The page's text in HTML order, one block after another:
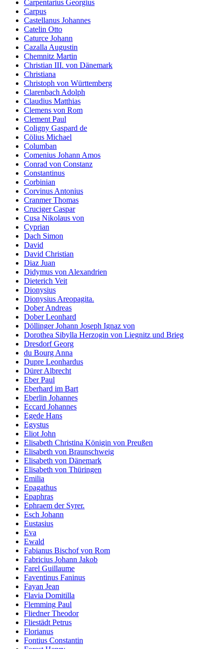
Carpentarius Georgius
Carpus
Castellanus Johannes
Catelin Otto
Caturce Johann
Cazalla Augustin
Chemnitz Martin
Christian III. von Dänemark
Christiana
Christoph von Württemberg
Clarenbach Adolph
Claudius Matthias
Clemens von Rom
Clement Paul
Coligny Gaspard de
Cölius Michael
Columban
Comenius Johann Amos
Conrad von Constanz
Constantinus
Corbinian
Corvinus Antonius
Cranmer Thomas
Cruciger Caspar
Cusa Nikolaus von
Cyprian
Dach Simon
David
David Christian
Diaz Juan
Didymus von Alexandrien
Dieterich Veit
Dionysius
Dionysius Areopagita.
Dober Andreas
Dober Leonhard
Döllinger Johann Joseph Ignaz von
Dorothea Sibylla Herzogin von Liegnitz und Brieg
Dresdorf Georg
du Bourg Anna
Dupre Leonhardus
Dürer Albrecht
Eber Paul
Eberhard im Bart
Eberlin Johannes
Eccard Johannes
Egede Hans
Egystus
Eliot John
Elisabeth Christina Königin von Preußen
Elisabeth von Braunschweig
Elisabeth von Dänemark
Elisabeth von Thüringen
Emilia
Epagathus
Epaphras
Ephraem der Syrer.
Esch Johann
Eustasius
Eva
Ewald
Fabianus Bischof von Rom
Fabricius Johann Jakob
Farel Guillaume
Faventinus Faninus
Fayan Jean
Flavia Domitilla
Flemming Paul
Fliedner Theodor
Fliestädt Petrus
Florianus
Fontius Constantin